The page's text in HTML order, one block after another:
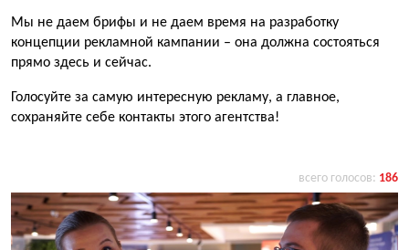
Мы не даем брифы и не даем время на разработку
концепции рекламной кампании – она должна состояться
прямо здесь и сейчас.
Голосуйте за самую интересную рекламу, а главное,
сохраняйте себе контакты этого агентства!
всего голосов: 186